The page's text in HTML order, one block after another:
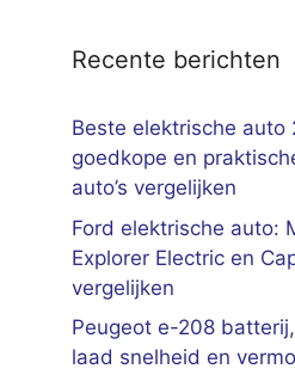
Recente berichten
Beste elektrische auto
goedkope en
auto’s vergelijken
Ford elektrische auto:
Explorer Electric en
vergelijken
Peugeot e-208
laad snelheid en